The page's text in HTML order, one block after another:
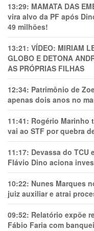
13:29: MAMATA DAS
vira alvo da PF após
49 milhões!
13:21: VÍDEO: MIRIAM
GLOBO E DETONA
AS PRÓPRIAS FILHAS
12:34: Patrimônio de
apenas dois anos no
11:41: Rogério Marinho
vai ao STF por quebra
11:17: Devassa do TCU
Flávio Dino aciona
10:22: Nunes Marques
juiz auxiliar e atrai
09:52: Relatório expõe
Fábio Faria com